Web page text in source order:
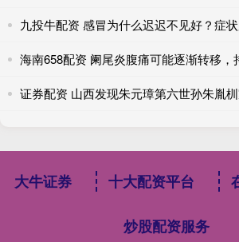
九投牛配资 感冒为什么迟迟不见好？症
海南658配资 阑尾炎腹痛可能逐渐转移，
证券配资 山西发现朱元璋第六世孙朱胤
大牛证券 十大配资平台
炒股配资服务